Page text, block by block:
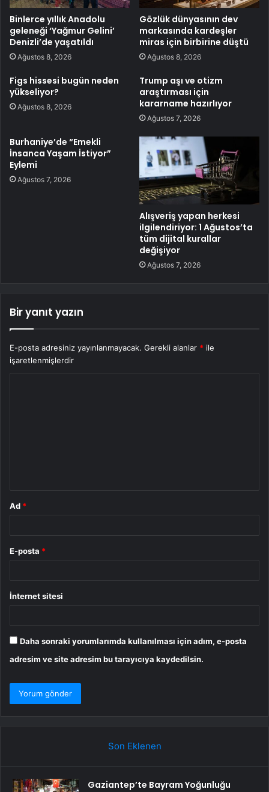
Binlerce yıllık Anadolu
geleneği ‘Yağmur Gelini’
Denizli’de yaşatıldı
Ağustos 8, 2026
Gözlük dünyasının dev
markasında kardeşler
miras için birbirine düştü
Ağustos 8, 2026
Figs hissesi bugün neden
yükseliyor?
Ağustos 8, 2026
Trump aşı ve otizm
araştırması için
kararname hazırlıyor
Ağustos 7, 2026
Burhaniye’de “Emekli
İnsanca Yaşam İstiyor”
Eylemi
Ağustos 7, 2026
Alışveriş yapan herkesi
ilgilendiriyor: 1 Ağustos’ta
tüm dijital kurallar
değişiyor
Ağustos 7, 2026
Bir yanıt yazın
E-posta adresiniz yayınlanmayacak. Gerekli alanlar * ile
işaretlenmişlerdir
Ad *
E-posta *
İnternet sitesi
Daha sonraki yorumlarımda kullanılması için adım, e-posta
adresim ve site adresim bu tarayıcıya kaydedilsin.
Son Eklenen
Gaziantep’te Bayram Yoğunluğu